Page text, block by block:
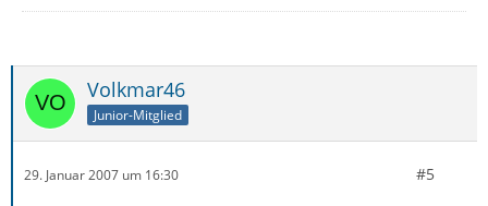
Volkmar46
Junior-Mitglied
29. Januar 2007 um 16:30 #5